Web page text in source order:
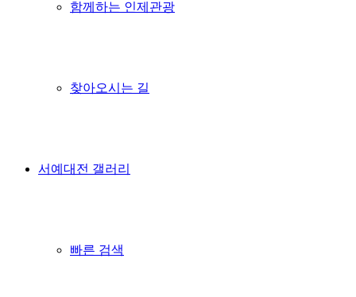
함께하는 인제관광
찾아오시는 길
서예대전 갤러리
빠른 검색